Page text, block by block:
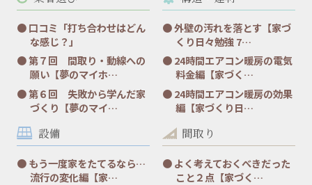
口コミ「打ち合わせはどん
な感じ？」
第７回 間取り・動線への
願い【夢のマイホ…
第６回 失敗から学んだ家
づくり【夢のマイ…
外壁の汚れを落とす【家づ
くり日々勉強 7…
24時間エアコン暖房の電気
料金編【家づく…
24時間エアコン暖房の効果
編【家づくり日…
設備
もう一度家をたてるなら…
流行の変化編【家…
間取り
よく考えておくべきだった
こと２点【家づく…